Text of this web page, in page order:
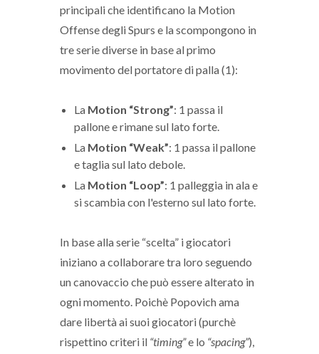
principali che identificano la Motion
Offense degli Spurs e la scompongono in
tre serie diverse in base al primo
movimento del portatore di palla (1):
La Motion “Strong”: 1 passa il
pallone e rimane sul lato forte.
La Motion “Weak”: 1 passa il pallone
e taglia sul lato debole.
La Motion “Loop”: 1 palleggia in ala e
si scambia con l'esterno sul lato forte.
In base alla serie “scelta” i giocatori
iniziano a collaborare tra loro seguendo
un canovaccio che può essere alterato in
ogni momento. Poichè Popovich ama
dare libertà ai suoi giocatori (purchè
rispettino criteri il “timing”e lo “spacing”),